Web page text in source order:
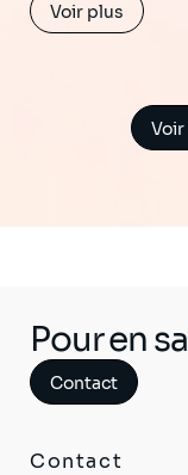
Voir plus
Pour en
Contact
Contact